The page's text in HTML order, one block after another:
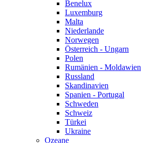
Benelux
Luxemburg
Malta
Niederlande
Norwegen
Österreich - Ungarn
Polen
Rumänien - Moldawien
Russland
Skandinavien
Spanien - Portugal
Schweden
Schweiz
Türkei
Ukraine
Ozeane